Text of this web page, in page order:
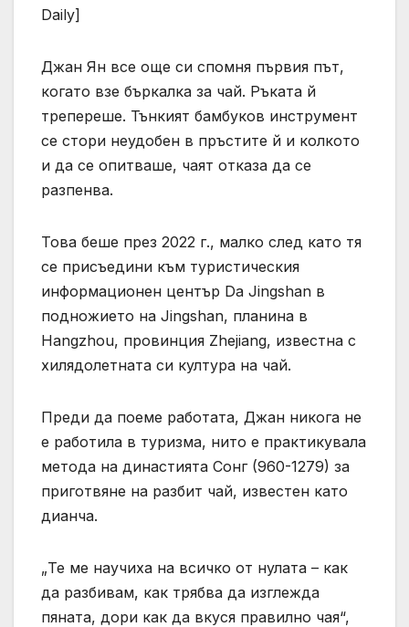
Daily]
Джан Ян все още си спомня първия път,
когато взе бъркалка за чай. Ръката й
трепереше. Тънкият бамбуков инструмент
се стори неудобен в пръстите й и колкото
и да се опитваше, чаят отказа да се
разпенва.
Това беше през 2022 г., малко след като тя
се присъедини към туристическия
информационен център Da Jingshan в
подножието на Jingshan, планина в
Hangzhou, провинция Zhejiang, известна с
хилядолетната си култура на чай.
Преди да поеме работата, Джан никога не
е работила в туризма, нито е практикувала
метода на династията Сонг (960-1279) за
приготвяне на разбит чай, известен като
дианча.
„Те ме научиха на всичко от нулата – как
да разбивам, как трябва да изглежда
пяната, дори как да вкуся правилно чая“,